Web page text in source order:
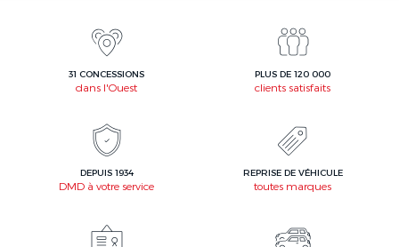
31 CONCESSIONS
dans l'Ouest
PLUS DE 120 000
clients satisfaits
DEPUIS 1934
DMD à votre service
REPRISE DE VÉHICULE
toutes marques